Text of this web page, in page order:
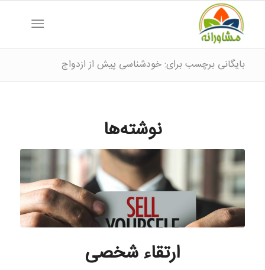
بایگانی برچسب برای: خودشناسی پیش از ازدواج
نوشته‌ها
ارتقاء شخصی